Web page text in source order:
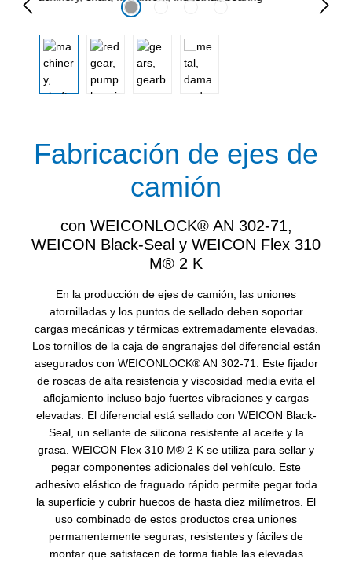
Fabricación de ejes de
camión
con WEICONLOCK® AN 302-71,
WEICON Black-Seal y WEICON Flex 310
M® 2 K
En la producción de ejes de camión, las uniones
atornilladas y los puntos de sellado deben soportar
cargas mecánicas y térmicas extremadamente elevadas.
Los tornillos de la caja de engranajes del diferencial están
asegurados con WEICONLOCK® AN 302-71. Este fijador
de roscas de alta resistencia y viscosidad media evita el
aflojamiento incluso bajo fuertes vibraciones y cargas
elevadas. El diferencial está sellado con WEICON Black-
Seal, un sellante de silicona resistente al aceite y la
grasa. WEICON Flex 310 M® 2 K se utiliza para sellar y
pegar componentes adicionales del vehículo. Este
adhesivo elástico de fraguado rápido permite pegar toda
la superficie y cubrir huecos de hasta diez milímetros. El
uso combinado de estos productos crea uniones
permanentemente seguras, resistentes y fáciles de
montar que satisfacen de forma fiable las elevadas